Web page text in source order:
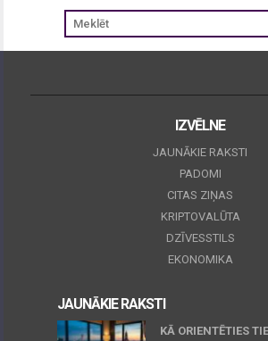
IZVĒLNE
JAUNĀKIE RAKSTI
PADOMI
CITAS ZIŅAS
KRIPTOVALŪTA
DZĪVESSTILS
EKONOMIKA
JAUNĀKIE RAKSTI
KĀ ORIENTĒTIES